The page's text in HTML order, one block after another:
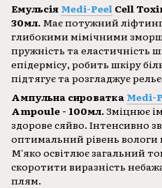
Емульсія Medi-Peel Cell
30мл. Має потужний
глибокими мімічними
пружність та еластичність
епідермісу, робить шкіру
підтягує та розгладжує
Ампульна сироватка Medi-
Ampoule - 100мл.Зміцнює
здорове сяйво. Інтенсивно
оптимальний рівень вологи
М'яко освітлює загальний
скоротити виразність
плям.